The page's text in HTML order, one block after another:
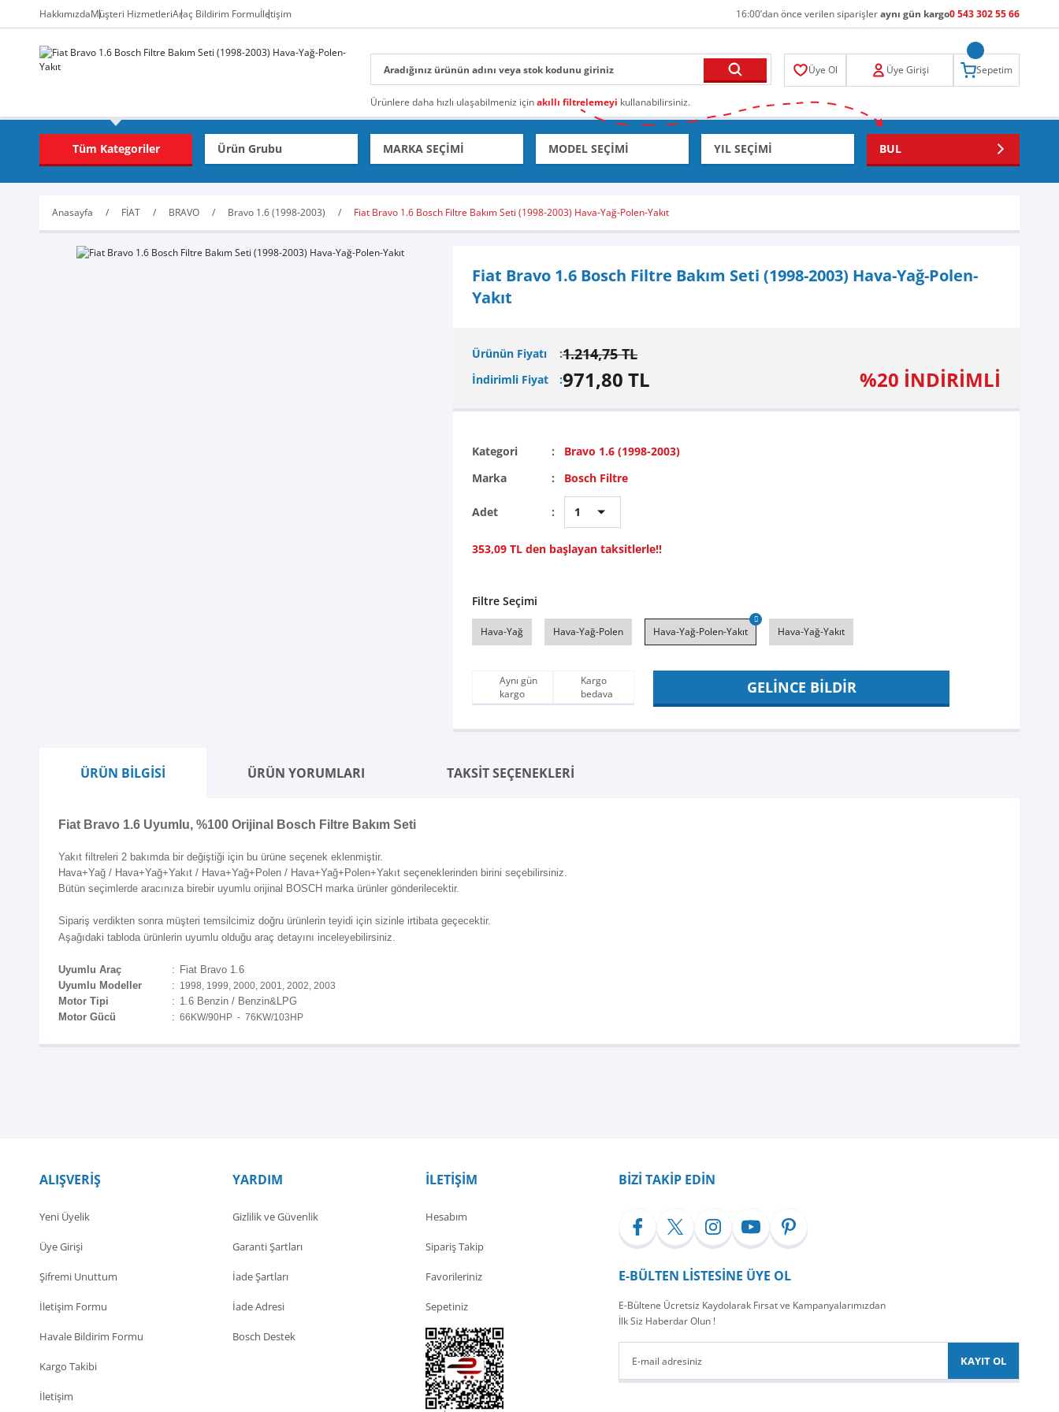
HakkımızdaMüşteri HizmetleriAraç Bildirim Formuİletişim 16:00’dan önce verilen siparişleraynı gün kargo0 543 302 55 66
Ürünlere daha hızlı ulaşabilmeniz içinakıllı filtrelemeyi kullanabilirsiniz.
Üye Ol Üye Girişi Sepetim
Tüm Kategoriler BUL
Anasayfa FİAT BRAVO Bravo 1.6 (1998-2003) Fiat Bravo 1.6 Bosch Filtre Bakım Seti (1998-2003) Hava-Yağ-Polen-Yakıt
Fiat Bravo 1.6 Bosch Filtre Bakım Seti (1998-2003) Hava-Yağ-Polen-
Yakıt
Ürünün Fiyatı 1.214,75 TL
İndirimli Fiyat 971,80 TL %20 İNDİRİMLİ
Kategori
Bravo 1.6 (1998-2003)
Marka
Bosch Filtre
Adet
353,09 TL den başlayan taksitlerle!!
Filtre Seçimi
Hava-Yağ Hava-Yağ-Polen Hava-Yağ-Polen-Yakıt Hava-Yağ-Yakıt
Aynı gün
kargo
Kargo
bedava
GELİNCE BİLDİR
ÜRÜN BİLGİSİ ÜRÜN YORUMLARI TAKSİT SEÇENEKLERİ
Fiat Bravo 1.6 Uyumlu, %100 Orijinal Bosch Filtre Bakım Seti
Yakıt filtreleri 2 bakımda bir değiştiği için bu ürüne seçenek eklenmiştir.
Hava+Yağ / Hava+Yağ+Yakıt / Hava+Yağ+Polen / Hava+Yağ+Polen+Yakıt seçeneklerinden birini seçebilirsiniz.
Bütün seçimlerde aracınıza birebir uyumlu orijinal BOSCH marka ürünler gönderilecektir.
Sipariş verdikten sonra müşteri temsilcimiz doğru ürünlerin teyidi için sizinle irtibata geçecektir.
Aşağıdaki tabloda ürünlerin uyumlu olduğu araç detayını inceleyebilirsiniz.
Uyumlu Araç :
Fiat Bravo 1.6
Uyumlu Modeller
: 1998, 1999, 2000, 2001, 2002, 2003
Motor Tipi : 1.6 Benzin / Benzin&LPG
Motor Gücü
: 66KW/90HP - 76KW/103HP
ALIŞVERİŞ
Yeni Üyelik
Üye Girişi
Şifremi Unuttum
İletişim Formu
Havale Bildirim Formu
Kargo Takibi
İletişim
YARDIM
Gizlilik ve Güvenlik
Garanti Şartları
İade Şartları
İade Adresi
Bosch Destek
İLETİŞİM
Hesabım
Sipariş Takip
Favorileriniz
Sepetiniz
BİZİ TAKİP EDİN
E-BÜLTEN LİSTESİNE ÜYE OL
E-Bültene Ücretsiz Kaydolarak Fırsat ve Kampanyalarımızdan
İlk Siz Haberdar Olun !
KAYIT OL